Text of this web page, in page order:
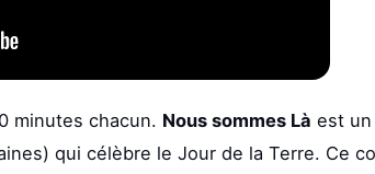
minutes chacun. Nous sommes Là est
qui célèbre le Jour de la Terre. Ce